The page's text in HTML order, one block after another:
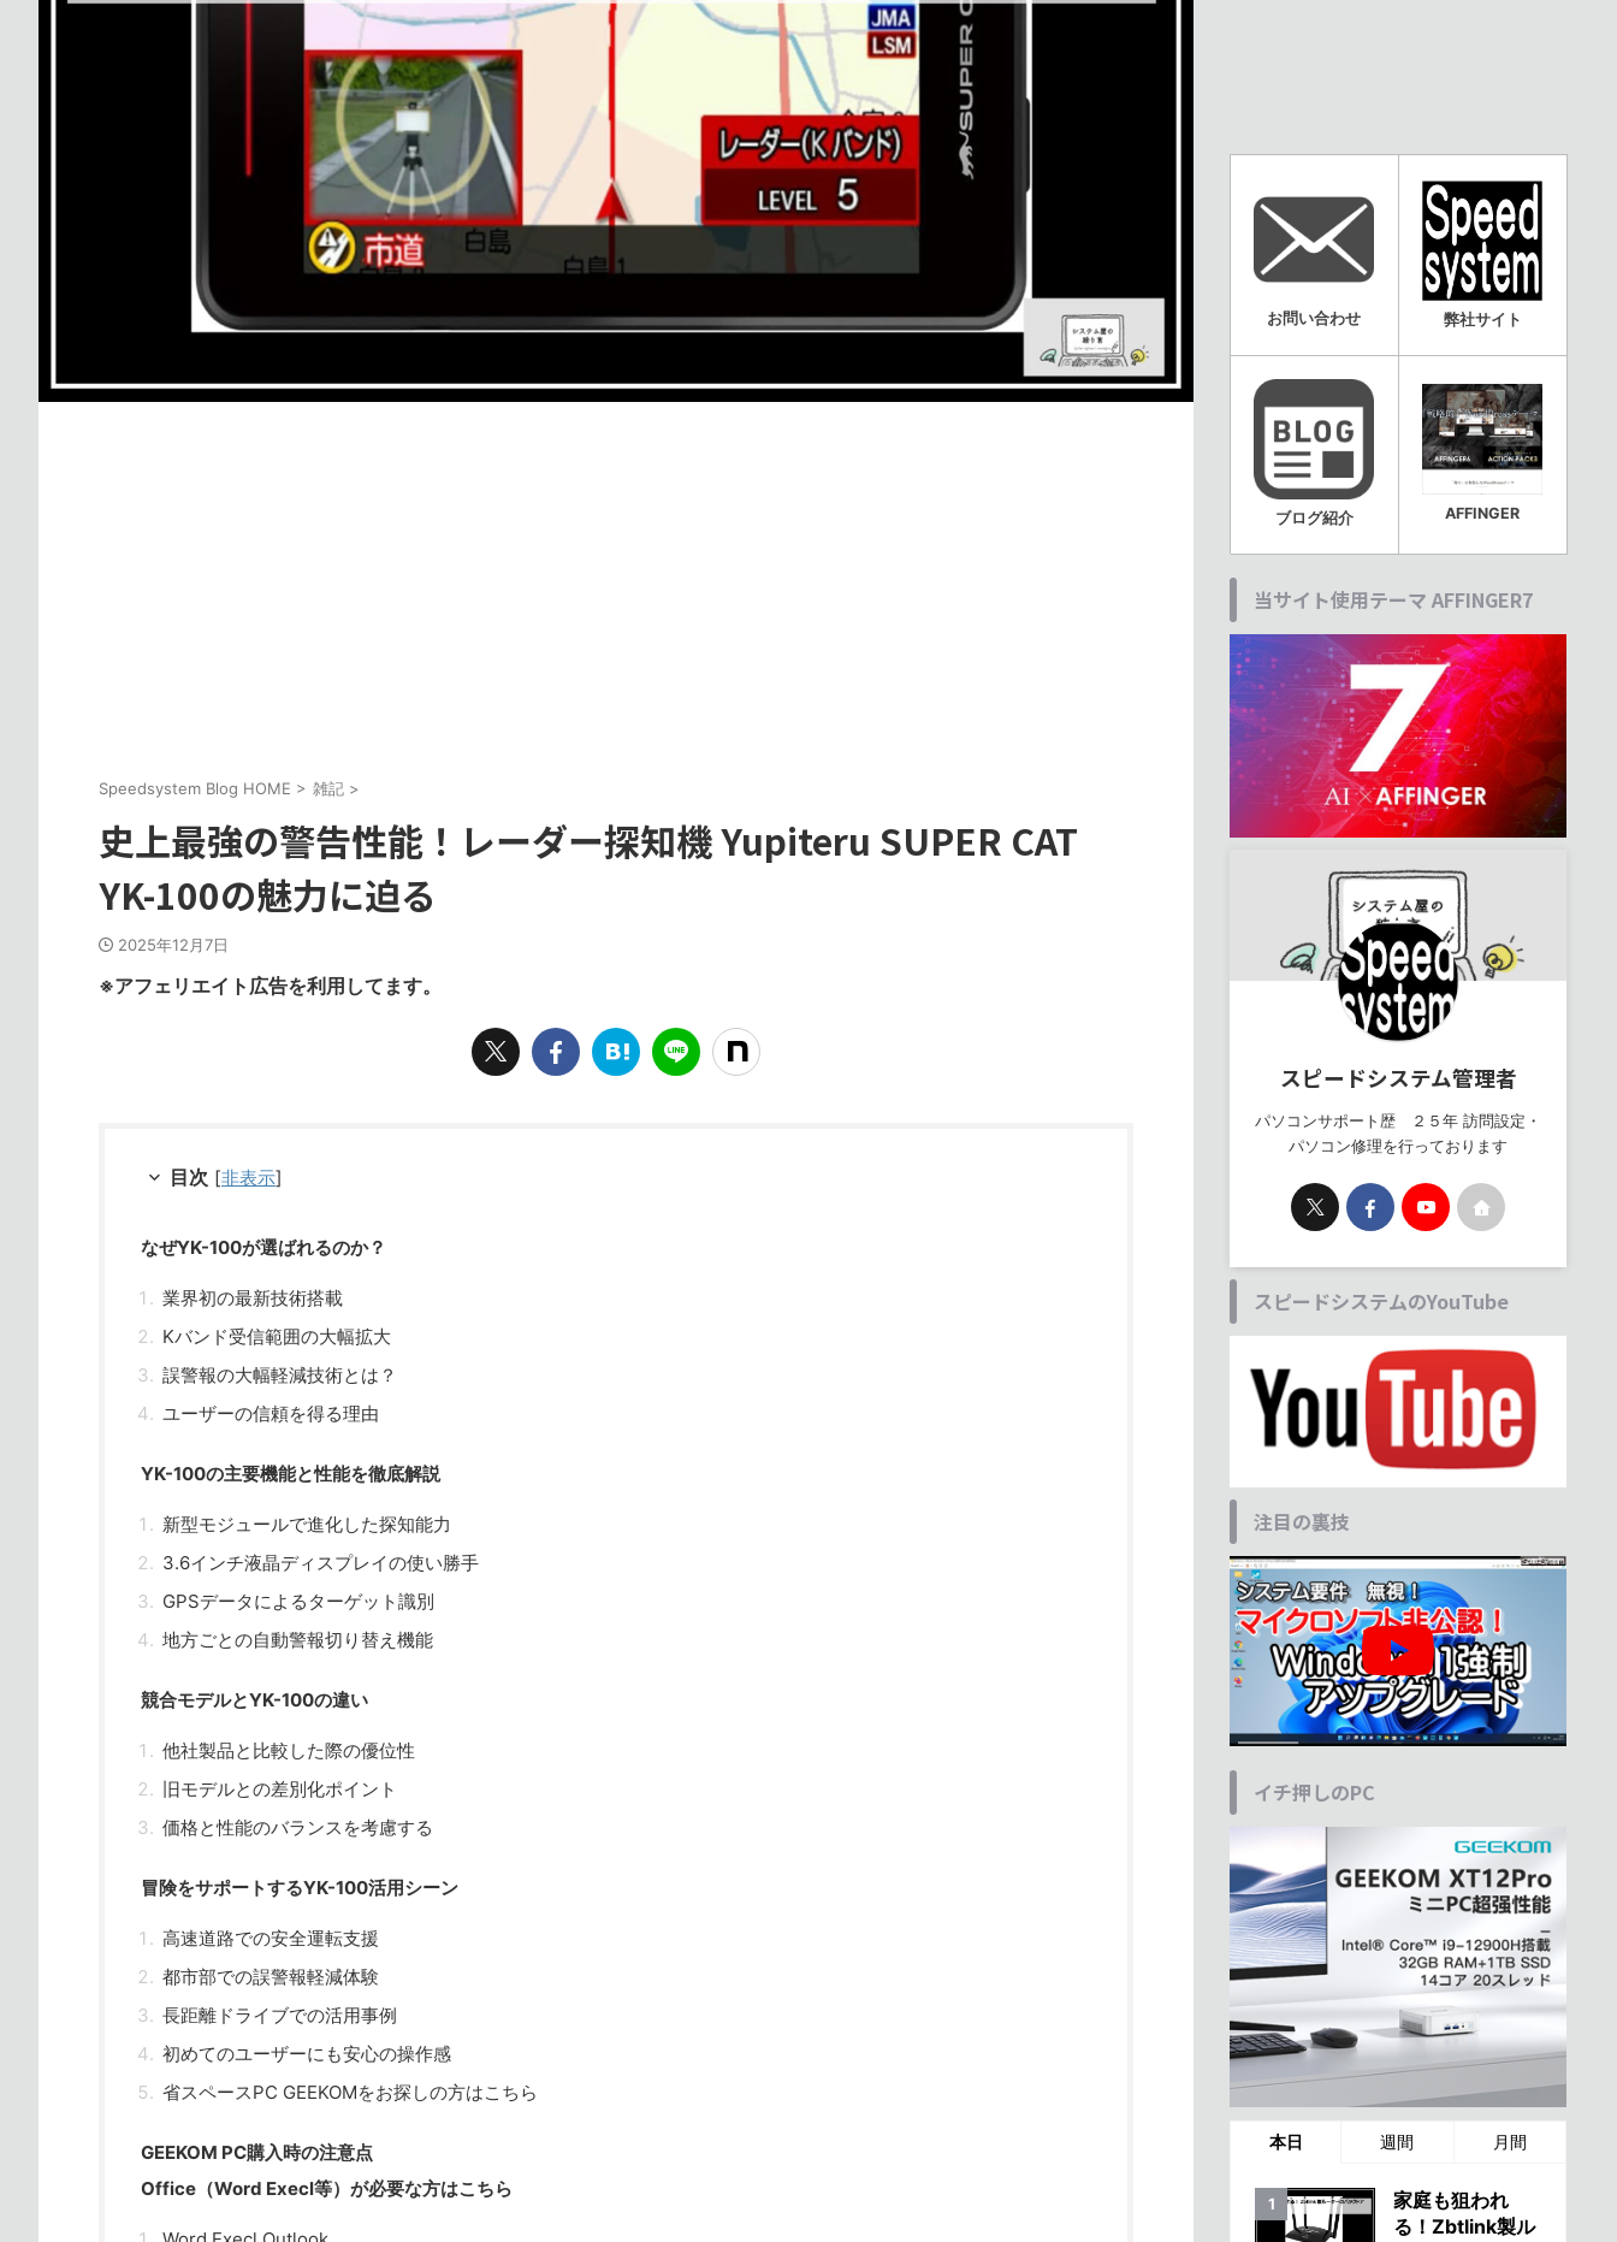
Speedsystem Blog HOME > 雑記 >
史上最強の警告性能！レーダー探知機 Yupiteru SUPER CAT
YK-100の魅力に迫る
2025年12月7日
※アフェリエイト広告を利用してます。
目次 [非表示]
なぜYK-100が選ばれるのか？
業界初の最新技術搭載
Kバンド受信範囲の大幅拡大
誤警報の大幅軽減技術とは？
ユーザーの信頼を得る理由
YK-100の主要機能と性能を徹底解説
新型モジュールで進化した探知能力
3.6インチ液晶ディスプレイの使い勝手
GPSデータによるターゲット識別
地方ごとの自動警報切り替え機能
競合モデルとYK-100の違い
他社製品と比較した際の優位性
旧モデルとの差別化ポイント
価格と性能のバランスを考慮する
冒険をサポートするYK-100活用シーン
高速道路での安全運転支援
都市部での誤警報軽減体験
長距離ドライブでの活用事例
初めてのユーザーにも安心の操作感
省スペースPC GEEKOMをお探しの方はこちら
GEEKOM PC購入時の注意点
Office（Word Execl等）が必要な方はこちら
お問い合わせ 弊社サイト
ブログ紹介 AFFINGER
当サイト使用テーマ AFFINGER7
スピードシステム管理者
パソコンサポート歴 ２５年 訪問設定・
パソコン修理を行っております
スピードシステムのYouTube
注目の裏技
イチ押しのPC
本日 週間 月間
家庭も狙われ
る！Zbtlink製ル